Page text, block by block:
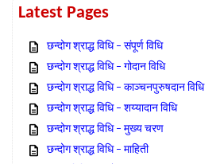
Latest Pages
छन्दोग श्राद्ध विधि – संपूर्ण विधि
छन्दोग श्राद्ध विधि – गोदान विधि
छन्दोग श्राद्ध विधि – काञ्चनपुरुषदान विधि
छन्दोग श्राद्ध विधि – शय्यादान विधि
छन्दोग श्राद्ध विधि – मुख्य चरण
छन्दोग श्राद्ध विधि – माहिती